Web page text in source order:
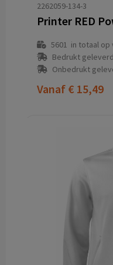
2262059-134-3
5601 in totaal op
Bedrukt
Onbedrukt
Vanaf € 15,49